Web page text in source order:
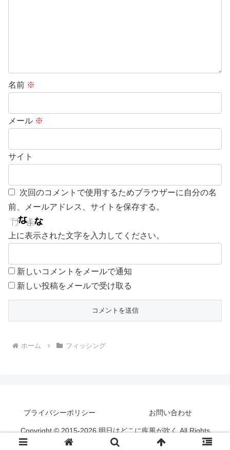
名前 ※
メール ※
サイト
次回のコメントで使用するためブラウザーに自分の名
前、メールアドレス、サイトを保存する。
上に表示された文字を入力してください。
新しいコメントをメールで通知
新しい投稿をメールで受け取る
ホーム フィッシング
プライバシーポリシー お問い合わせ
Copyright © 2015-2026 明日はどこに疾風が吹く All Rights
Reserved.